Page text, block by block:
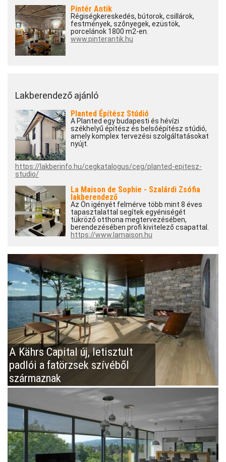
Pintér Antik
Régiségkereskedés, bútorok, csillárok,
festmények, szőnyegek, ezüstök,
porcelánok 1800 m2-en.
www.pinterantik.hu
Lakberendező ajánló
Planted Építész Stúdió
A Planted egy budapesti és hévízi
székhelyű építész és belsőépítész stúdió,
amely komplex tervezési szolgáltatásokat
nyújt.
https://lakberinfo.hu/cegkatalogus/ceg/planted-epitesz-
studio/
La Maison de Sophie - Szalárdi Zsófia
lakberendező
Az Ön igényét felmérve több mint 8 éves
tapasztalattal segítek egyéniségét
tükröző otthona megtervezésében,
berendezésében profi kivitelező csapattal.
https://www.lamaison.hu
A Kährs Capital új, letisztult
padlói a fatörzsek szívéből
származnak